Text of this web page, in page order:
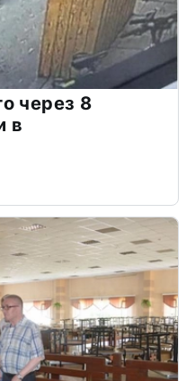
через 8
в